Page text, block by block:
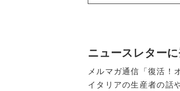
ニュースレター
メルマガ通信「復活！
イタリアの生産者の話